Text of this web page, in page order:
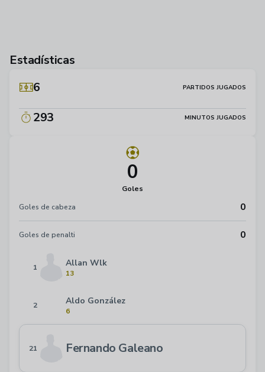
Estadísticas
6
PARTIDOS JUGADOS
293 MINUTOS JUGADOS
0
Goles
Goles de cabeza
0
Goles de penalti 0
1 Allan Wlk
13
2 Aldo González
6
21 Fernando Galeano